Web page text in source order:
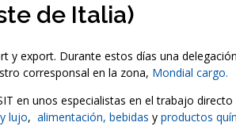
de Italia)
y export. Durante estos días una
corresponsal en la zona, Mondial cargo.
en unos especialistas en el trabajo directo
lujo, alimentación, bebidas y productos